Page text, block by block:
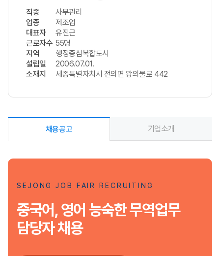
직종
사무관리
업종
제조업
대표자
유진근
근로자수 55명
지역
행정중심복합도시
설립일
2006.07.01.
소재지
세종특별자치시 전의면 왕의물로 442
채용공고 기업소개
SEJONG JOB FAIR RECRUITING
중국어, 영어 능숙한 무역업무
담당자 채용